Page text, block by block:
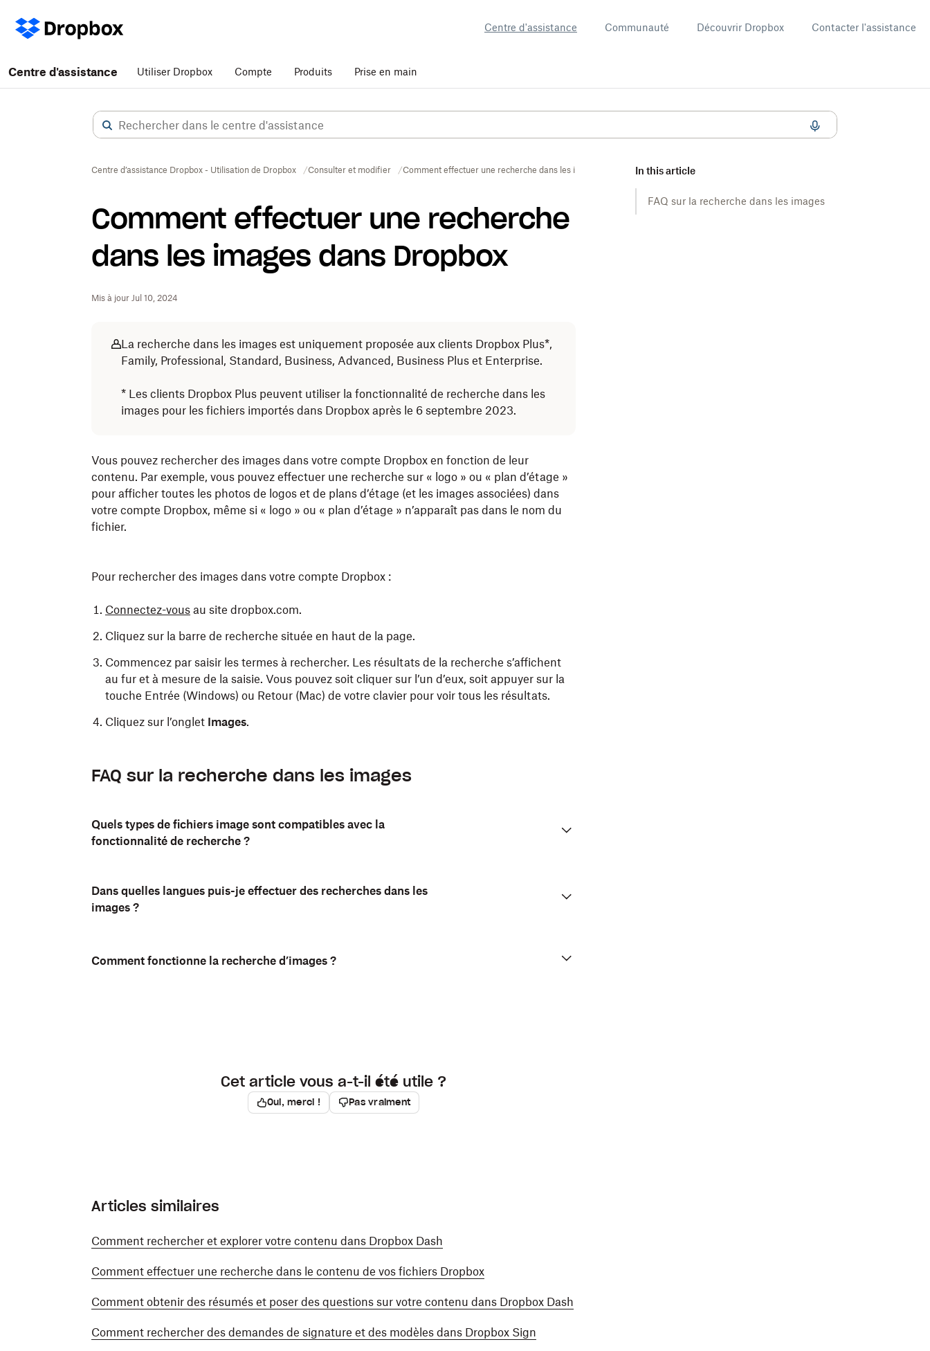
Centre d'assistance Communauté Découvrir Dropbox Contacter l'assistance
Centre d'assistance Utiliser Dropbox Compte Produits Prise en main
Centre d’assistance Dropbox - Utilisation de Dropbox Consulter et modifier Comment effectuer une recherche dans les images dans Dropbox
Comment effectuer une recherche
dans les images dans Dropbox
Mis à jour Jul 10, 2024
In this article
FAQ sur la recherche dans les images
La recherche dans les images est uniquement proposée aux clients Dropbox Plus*,
Family, Professional, Standard, Business, Advanced, Business Plus et Enterprise.
* Les clients Dropbox Plus peuvent utiliser la fonctionnalité de recherche dans les
images pour les fichiers importés dans Dropbox après le 6 septembre 2023.
Vous pouvez rechercher des images dans votre compte Dropbox en fonction de leur
contenu. Par exemple, vous pouvez effectuer une recherche sur « logo » ou « plan d’étage »
pour afficher toutes les photos de logos et de plans d’étage (et les images associées) dans
votre compte Dropbox, même si « logo » ou « plan d’étage » n’apparaît pas dans le nom du
fichier.
Pour rechercher des images dans votre compte Dropbox :
Connectez-vous au site dropbox.com.
Cliquez sur la barre de recherche située en haut de la page.
Commencez par saisir les termes à rechercher. Les résultats de la recherche s’affichent
au fur et à mesure de la saisie. Vous pouvez soit cliquer sur l’un d’eux, soit appuyer sur la
touche Entrée (Windows) ou Retour (Mac) de votre clavier pour voir tous les résultats.
Cliquez sur l’onglet Images.
FAQ sur la recherche dans les images
Quels types de fichiers image sont compatibles avec la
fonctionnalité de recherche ?
Dans quelles langues puis-je effectuer des recherches dans les
images ?
Comment fonctionne la recherche d’images ?
Cet article vous a-t-il été utile ?
Oui, merci ! Pas vraiment
Articles similaires
Comment rechercher et explorer votre contenu dans Dropbox Dash
Comment effectuer une recherche dans le contenu de vos fichiers Dropbox
Comment obtenir des résumés et poser des questions sur votre contenu dans Dropbox Dash
Comment rechercher des demandes de signature et des modèles dans Dropbox Sign